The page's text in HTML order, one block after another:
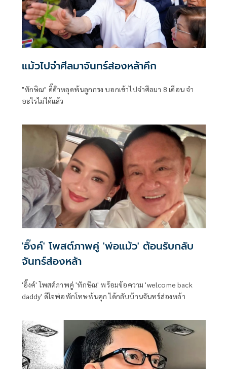
แม้วไปจำศีลมาจันทร์ส่องหล้าคึก
"ทักษิณ" ดี๊ด๊าหลุดพ้นลูกกรง บอกเข้าไปจำศีลมา 8 เดือน จำ
อะไรไม่ได้แล้ว
'อิ๊งค์' โพสต์ภาพคู่ 'พ่อแม้ว' ต้อนรับกลับ
จันทร์ส่องหล้า
'อิ๊งค์' โพสต์ภาพคู่ 'ทักษิณ' พร้อมข้อความ 'welcome back
daddy' ดีใจพ่อพักโทษพ้นคุก ได้กลับบ้านจันทร์ส่องหล้า